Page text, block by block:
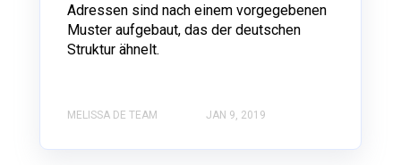
Adressen sind nach einem vorgegebenen
Muster aufgebaut, das der deutschen
Struktur ähnelt.
MELISSA DE TEAM JAN 9, 2019